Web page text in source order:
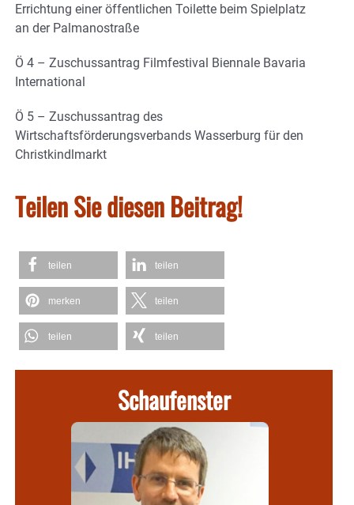
Errichtung einer öffentlichen Toilette beim Spielplatz
an der Palmanostraße
Ö 4 – Zuschussantrag Filmfestival Biennale Bavaria
International
Ö 5 – Zuschussantrag des
Wirtschaftsförderungsverbands Wasserburg für den
Christkindlmarkt
Teilen Sie diesen Beitrag!
teilen teilen
merken teilen
teilen teilen
Schaufenster